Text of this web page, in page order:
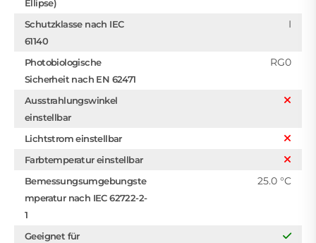
Ellipse)
Schutzklasse nach IEC
61140
I
Photobiologische
Sicherheit nach EN 62471
RG0
Ausstrahlungswinkel
einstellbar
Lichtstrom einstellbar
Farbtemperatur einstellbar
Bemessungsumgebungste
mperatur nach IEC 62722-2-
1
25.0 °C
Geeignet für